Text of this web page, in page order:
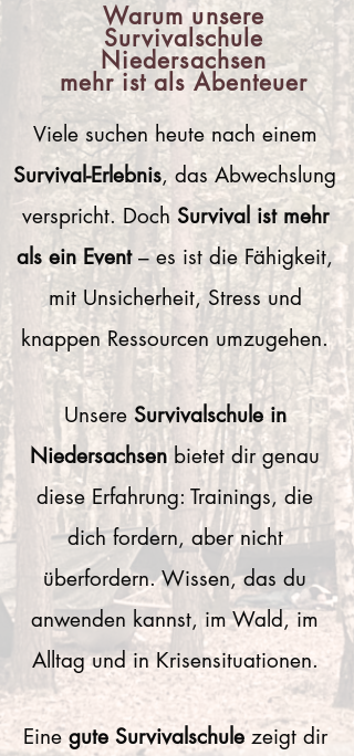
Warum unsere
Survivalschule
Niedersachsen
mehr ist als Abenteuer
Viele suchen heute nach einem
Survival-Erlebnis, das Abwechslung
verspricht. Doch Survival ist mehr
als ein Event– es ist die Fähigkeit,
mit Unsicherheit, Stress und
knappen Ressourcen umzugehen.
UnsereSurvivalschule in
Niedersachsenbietet dir genau
diese Erfahrung: Trainings, die
dich fordern, aber nicht
überfordern. Wissen, das du
anwenden kannst, im Wald, im
Alltag und in Krisensituationen.
Einegute Survivalschulezeigt dir